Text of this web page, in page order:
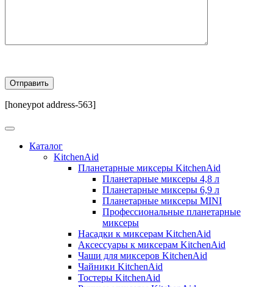
[honeypot address-563]
Каталог
KitchenAid
Планетарные миксеры KitchenAid
Планетарные миксеры 4,8 л
Планетарные миксеры 6,9 л
Планетарные миксеры MINI
Профессиональные планетарные
миксеры
Насадки к миксерам KitchenAid
Аксессуары к миксерам KitchenAid
Чаши для миксеров KitchenAid
Чайники KitchenAid
Тостеры KitchenAid